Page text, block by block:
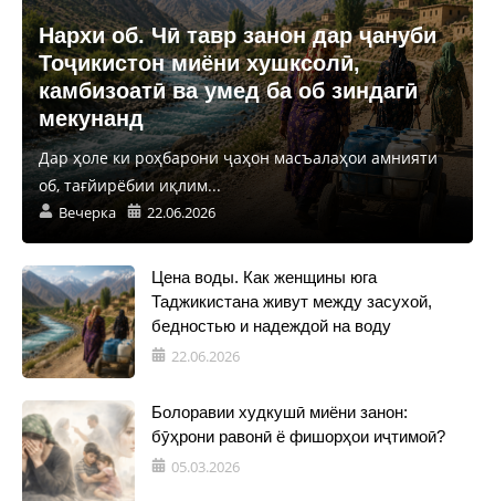
Нархи об. Чӣ тавр занон дар ҷануби
Тоҷикистон миёни хушксолӣ,
камбизоатӣ ва умед ба об зиндагӣ
мекунанд
Дар ҳоле ки роҳбарони ҷаҳон масъалаҳои амнияти
об, тағйирёбии иқлим...
Вечерка 22.06.2026
Цена воды. Как женщины юга
Таджикистана живут между засухой,
бедностью и надеждой на воду
22.06.2026
Болоравии худкушӣ миёни занон:
бӯҳрони равонӣ ё фишорҳои иҷтимоӣ?
05.03.2026